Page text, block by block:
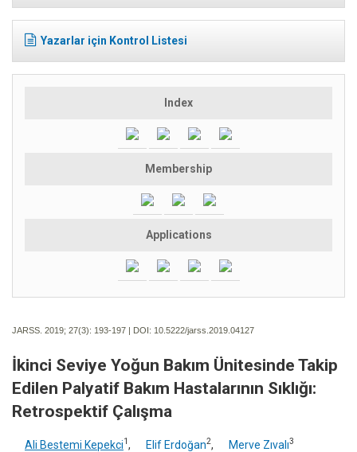
Yazarlar için Kontrol Listesi
Index
Membership
Applications
JARSS. 2019; 27(3): 193-197 | DOI: 10.5222/jarss.2019.04127
İkinci Seviye Yoğun Bakım Ünitesinde Takip
Edilen Palyatif Bakım Hastalarının Sıklığı:
Retrospektif Çalışma
Ali Bestemi Kepekci1 , Elif Erdoğan2, Merve Zıvalı3